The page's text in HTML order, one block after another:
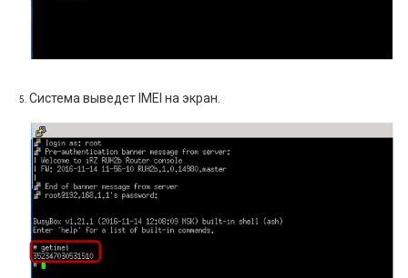
Система выведет IMEI на экран.